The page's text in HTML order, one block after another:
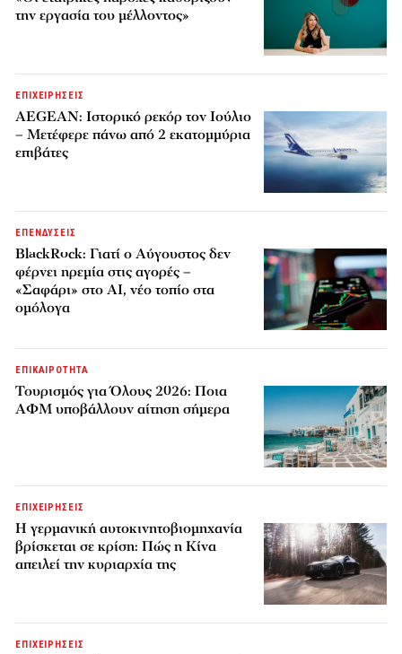
την εργασία του μέλλοντος»
ΕΠΙΧΕΙΡΗΣΕΙΣ
AEGEAN: Ιστορικό ρεκόρ τον Ιούλιο
– Μετέφερε πάνω από 2 εκατομμύρια
επιβάτες
ΕΠΕΝΔΥΣΕΙΣ
BlackRock: Γιατί ο Αύγουστος δεν
φέρνει ηρεμία στις αγορές –
«Σαφάρι» στο AI, νέο τοπίο στα
ομόλογα
ΕΠΙΚΑΙΡΟΤΗΤΑ
Τουρισμός για Όλους 2026: Ποια
ΑΦΜ υποβάλλουν αίτηση σήμερα
ΕΠΙΧΕΙΡΗΣΕΙΣ
Η γερμανική αυτοκινητοβιομηχανία
βρίσκεται σε κρίση: Πώς η Κίνα
απειλεί την κυριαρχία της
ΕΠΙΧΕΙΡΗΣΕΙΣ